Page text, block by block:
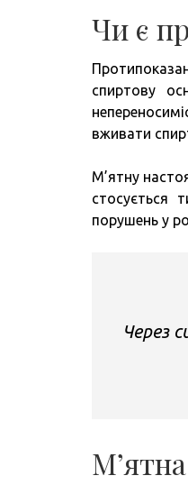
Чи є
спиртову
вживати
М’ятну
стосується
порушень у
Через